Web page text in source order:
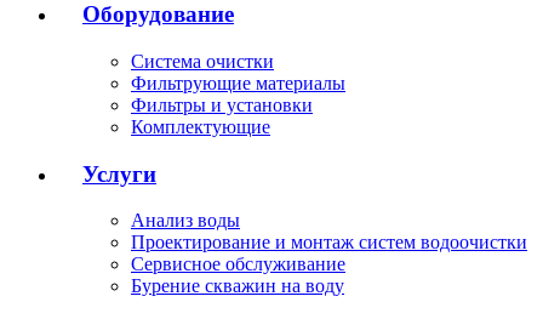
Оборудование
Система очистки
Фильтрующие материалы
Фильтры и установки
Комплектующие
Услуги
Анализ воды
Проектирование и монтаж систем водоочистки
Сервисное обслуживание
Бурение скважин на воду